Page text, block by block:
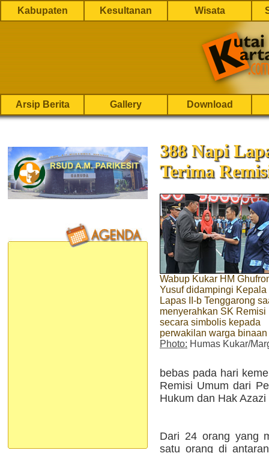
Kabupaten Kesultanan Wisata
Arsip Berita Gallery Download
388 Napi
Terima
Wabup Kukar HM
Yusuf didampingi Kepala
Lapas II-b Tenggarong
menyerahkan SK Remisi
secara simbolis kepada
perwakilan warga binaan
Photo: Humas Kukar/
bebas pada hari
Remisi Umum dari
Hukum dan Hak
Dari 24 orang yang
satu orang di